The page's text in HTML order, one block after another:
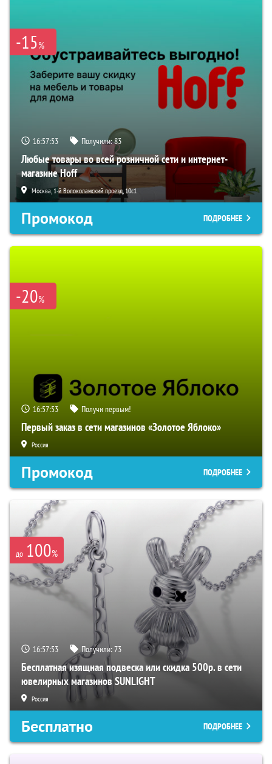
-15%
16:57:52 Получили:83
Любые товары во всей розничной сети и интернет-
магазине Hoff
Москва, 1-й Волоколамский проезд, 10с1
Промокод ПОДРОБНЕЕ
-20%
16:57:52 Получи первым!
Первый заказ в сети магазинов «Золотое Яблоко»
Россия
Промокод ПОДРОБНЕЕ
до 100%
16:57:52 Получили:73
Бесплатная изящная подвеска или скидка 500р. в сети
ювелирных магазинов SUNLIGHT
Россия
Бесплатно ПОДРОБНЕЕ